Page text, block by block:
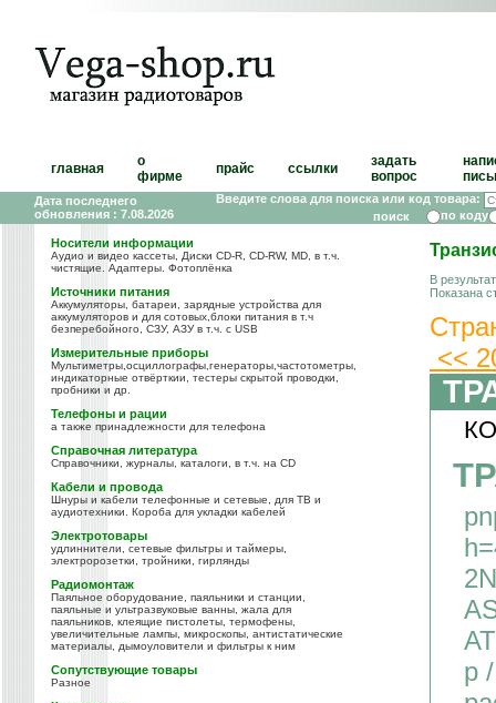
главная
о
фирме
прайс ссылки
задать
вопрос
Дата последнего
обновления : 7.08.2026
Введите слова для поиска или код товара:
по коду
Носители информации
Аудио и видео кассеты, Диски CD-R, CD-RW, MD, в т.ч.
чистящие. Адаптеры. Фотоплёнка
Источники питания
Аккумуляторы, батареи, зарядные устройства для
аккумуляторов и для сотовых,блоки питания в т.ч
безперебойного, СЗУ, АЗУ в т.ч. с USB
Измерительные приборы
Мультиметры,осциллографы,генераторы,частотометры,
индикаторные отвёрткии, тестеры скрытой проводки,
пробники и др.
Телефоны и рации
а также принадлежности для телефона
Справочная литература
Справочники, журналы, каталоги, в т.ч. на CD
Кабели и провода
Шнуры и кабели телефонные и сетевые, для ТВ и
аудиотехники. Короба для укладки кабелей
Электротовары
удлиннители, сетевые фильтры и таймеры,
электророзетки, тройники, гирлянды
Радиомонтаж
Паяльное оборудование, паяльники и станции,
паяльные и ультразвуковые ванны, жала для
паяльников, клеящие пистолеты, термофены,
увеличительные лампы, микроскопы, антистатические
материалы, дымоуловители и фильтры к ним
Сопутствующие товары
Разное
В
Показана
<<
p